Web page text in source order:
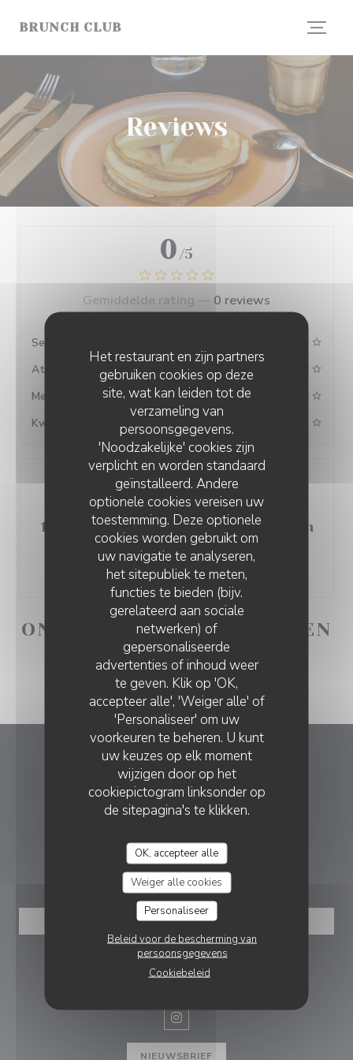
Het restaurant en zijn partners
gebruiken cookies op deze
site, wat kan leiden tot de
verzameling van
persoonsgegevens.
'Noodzakelijke' cookies zijn
verplicht en worden standaard
geïnstalleerd. Andere
optionele cookies vereisen uw
toestemming. Deze optionele
cookies worden gebruikt om
uw navigatie te analyseren,
het sitepubliek te meten,
functies te bieden (bijv.
gerelateerd aan sociale
netwerken) of
gepersonaliseerde
advertenties of inhoud weer
te geven. Klik op 'OK,
accepteer alle', 'Weiger alle' of
'Personaliseer' om uw
voorkeuren te beheren. U kunt
uw keuzes op elk moment
wijzigen door op het
cookiepictogram linksonder op
de sitepagina's te klikken.
OK, accepteer alle
Weiger alle cookies
Personaliseer
Beleid voor de bescherming van
persoonsgegevens
Cookiebeleid
BRUNCH CLUB
Reviews
ONZE GASTBEOORDELINGEN
1
0 /5
Gemiddelde rating — 0 reviews
Service
Atmosfeer
Menu's
Kwaliteit/Prijs
100% gecertificeerde beoordelingen
Onze klanten hebben na hun reservering een
beoordeling gegeven
Brunch Club
24 Rue Léon Gambetta 31000 Toulouse
RESERVERING
RESERVEER EEN TAFEL
VOLG ONS
Instagram ((opent in een nieuw
NIEUWSBRIEF
BRUNCH CLUB